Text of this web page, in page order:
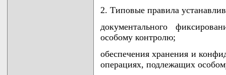
2. Типовые правила
документального
особому контролю;
обеспечения хранения и
операциях, подлежащих